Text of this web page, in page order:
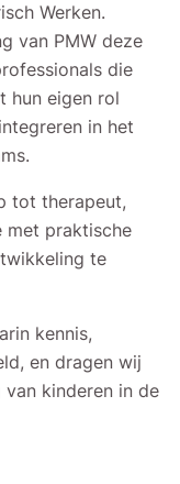
Werken.
van PMW deze
die
hun eigen rol
in het
tot therapeut,
met praktische
te
kennis,
en dragen wij
kinderen in de